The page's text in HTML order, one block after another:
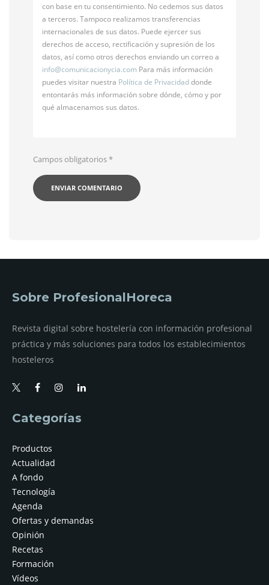
con base en tu consentimiento. No cedemos sus datos
a terceros. Tampoco realizamos transferencias
internacionales de sus datos. Puede ejercer sus
derechos de acceso, rectificación y supresión de los
datos, así como otros derechos enviando un correo a
info@comunicacionycia.com Para más información
puedes visitar nuestra Política de Privacidaddonde
entontarás más información sobre dónde, cómo y por
qué almacenamos sus datos.
Campos obligatorios*
Sobre ProfesionalHoreca
Revista digital sobre hostelería con información profesional
práctica y más soluciones para todos los establecimientos
hosteleros
Categorías
Productos
Actualidad
A fondo
Tecnología
Agenda
Ofertas y demandas
Opinión
Recetas
Formación
Vídeos